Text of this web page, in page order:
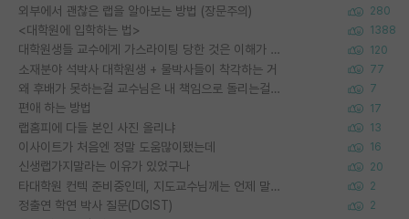
외부에서 괜찮은 랩을 알아보는 방법 (장문주의) 280
<대학원에 입학하는 법> 1388
대학원생들 교수에게 가스라이팅 당한 것은 이해가 갑니다. 안타깝네요. 120
소재분야 석박사 대학원생 + 물박사들이 착각하는 거 77
왜 후배가 못하는걸 교수님은 내 책임으로 돌리는걸까요? 7
편애 하는 방법 17
랩홈피에 다들 본인 사진 올리냐 13
이사이트가 처음엔 정말 도움많이됐는데 16
신생랩가지말라는 이유가 있었구나 20
타대학원 컨텍 준비중인데, 지도교수님께는 언제 말씀드려야 할까요? 2
정출연 학연 박사 질문(DGIST) 2